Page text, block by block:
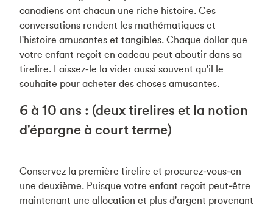
canadiens ont chacun une riche histoire. Ces
conversations rendent les mathématiques et
l'histoire amusantes et tangibles. Chaque dollar que
votre enfant reçoit en cadeau peut aboutir dans sa
tirelire. Laissez‑le la vider aussi souvent qu'il le
souhaite pour acheter des choses amusantes.
6 à 10 ans : (deux tirelires et la notion
d'épargne à court terme)
Conservez la première tirelire et procurez‑vous‑en
une deuxième. Puisque votre enfant reçoit peut‑être
maintenant une allocation et plus d'argent provenant